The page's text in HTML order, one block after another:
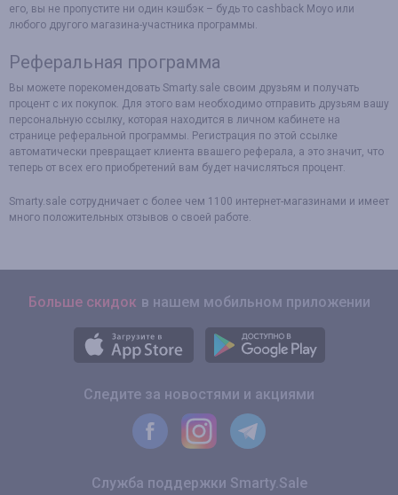
его, вы не пропустите ни один кэшбэк – будь то cashback Moyo или
любого другого магазина-участника программы.
Реферальная программа
Вы можете порекомендовать Smarty.sale своим друзьям и получать
процент с их покупок. Для этого вам необходимо отправить друзьям вашу
персональную ссылку, которая находится в личном кабинете на
странице реферальной программы. Регистрация по этой ссылке
автоматически превращает клиента ввашего реферала, а это значит, что
теперь от всех его приобретений вам будет начисляться процент.
Smarty.sale сотрудничает с более чем 1100 интернет-магазинами и имеет
много положительных отзывов о своей работе.
Больше скидок в нашем мобильном приложении
Следите за новостями и акциями
Служба поддержки Smarty.Sale